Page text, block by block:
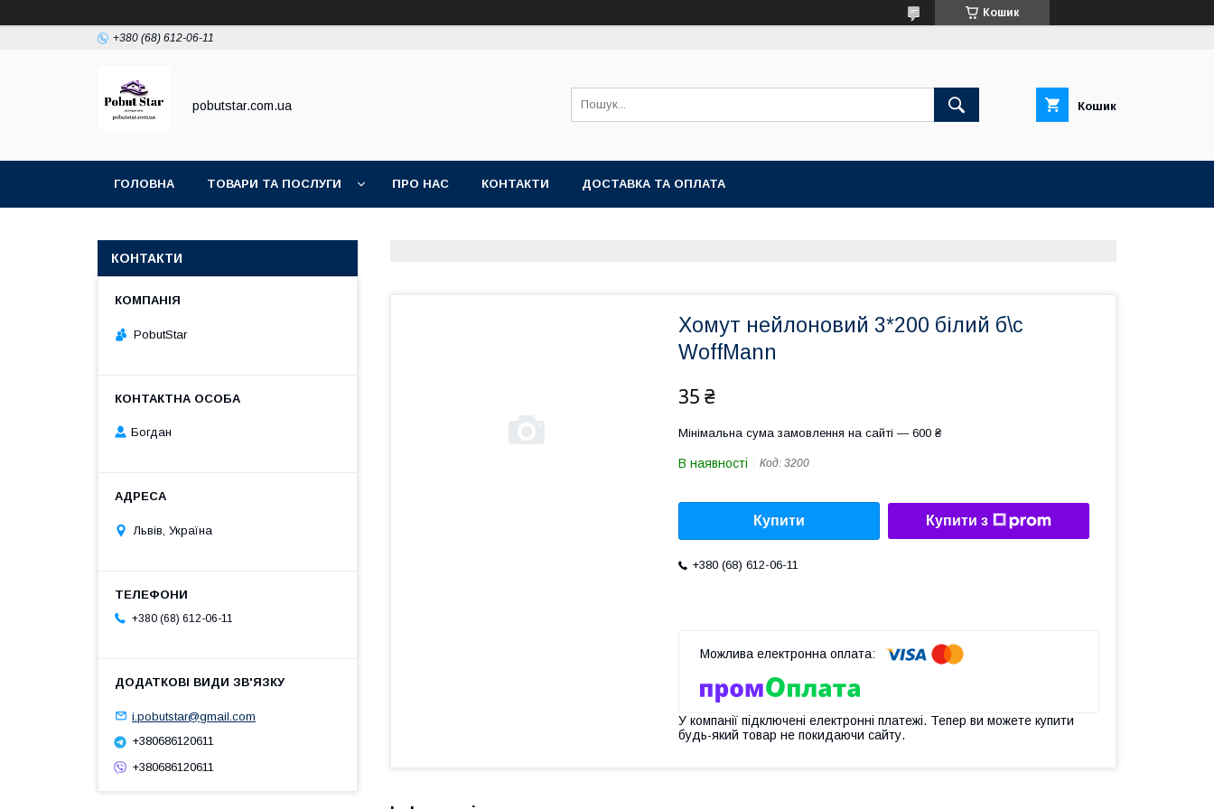
Кошик
+380 (68) 612-06-11
pobutstar.com.ua Кошик
ГОЛОВНА ТОВАРИ ТА ПОСЛУГИ ПРО НАС КОНТАКТИ ДОСТАВКА ТА ОПЛАТА
Хомут нейлоновий 3*200 білий б\с
WoffMann
35 ₴
Мінімальна сума замовлення на сайті — 600 ₴
В наявності Код: 3200
Купити Купити з
+380 (68) 612-06-11
У компанії підключені електронні платежі. Тепер ви можете купити
будь-який товар не покидаючи сайту.
КОНТАКТИ
PobutStar
Богдан
Львів, Україна
+380 (68) 612-06-11
i.pobutstar@gmail.com
+380686120611
+380686120611